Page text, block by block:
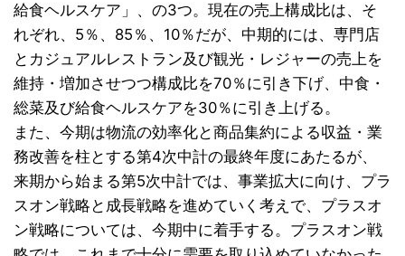
給食ヘルスケア」、の3つ。現在の売上構成比は、そ
れぞれ、5％、85％、10％だが、中期的には、専門店
とカジュアルレストラン及び観光・レジャーの売上を
維持・増加させつつ構成比を70％に引き下げ、中食・
総菜及び給食ヘルスケアを30％に引き上げる。
また、今期は物流の効率化と商品集約による収益・業
務改善を柱とする第4次中計の最終年度にあたるが、
来期から始まる第5次中計では、事業拡大に向け、プラ
スオン戦略と成長戦略を進めていく考えで、プラスオ
ン戦略については、今期中に着手する。プラスオン戦